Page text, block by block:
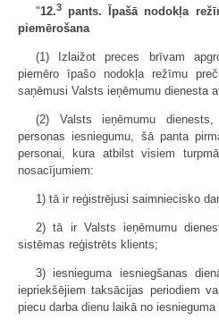
"12.3
pants. Īpašā nodokļa
piemērošana
(1) Izlaižot preces brīvam
piemēro īpašo nodokļa režīmu
saņēmusi Valsts ieņēmumu dienesta
(2) Valsts ieņēmumu
personas iesniegumu, šā panta
personai, kura atbilst visiem
nosacījumiem:
1) tā ir reģistrējusi saimniecisko
2) tā ir Valsts ieņēmumu
sistēmas reģistrēts klients;
3) iesnieguma iesniegšanas
iepriekšējiem taksācijas periodiem
piecu darba dienu laikā no